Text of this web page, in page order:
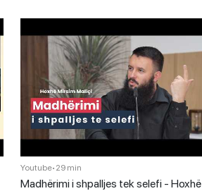
Youtube• 29 min
Madhërimi i shpalljes tek selefi - Hoxhë